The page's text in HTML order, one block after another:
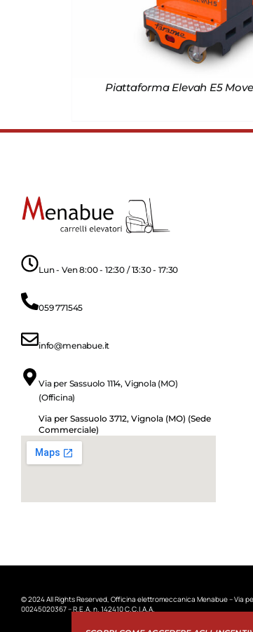
Piattaforma Elevah E5
Lun - Ven 8:00 - 12:30 / 13:30 - 17:30
059 771545
info@menabue.it
Via per Sassuolo 1114, Vignola (MO)
(Officina)
Via per Sassuolo 3712, Vignola (MO) (Sede
Commerciale)
© 2024 All Rights Reserved, Officina elettromeccanica Menabue – Via
00245020367 – R.E.A. n. 142410 C.C.I.A.A.